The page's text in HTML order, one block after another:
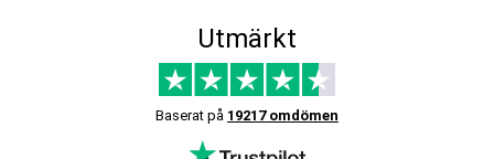
Utmärkt
Baserat på 19217 omdömen